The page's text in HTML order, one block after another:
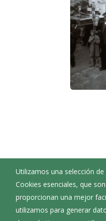
Utilizamos una selección
Cookies esenciales, que
proporcionan una mejor
utilizamos para generar
: Plaza
: 947161003